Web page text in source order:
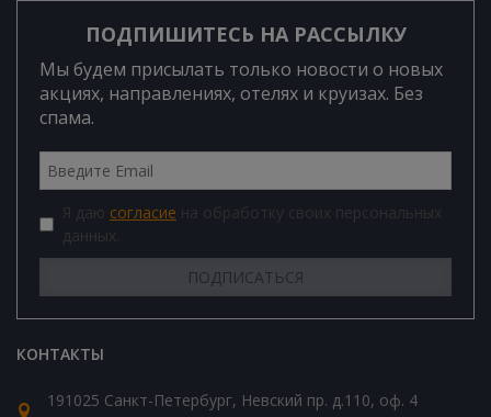
ПОДПИШИТЕСЬ НА РАССЫЛКУ
Мы будем присылать только новости о новых
акциях, направлениях, отелях и круизах. Без
спама.
Я даю согласие на обработку своих персональных
данных.
КОНТАКТЫ
191025 Санкт-Петербург, Невский пр. д.110, оф. 4